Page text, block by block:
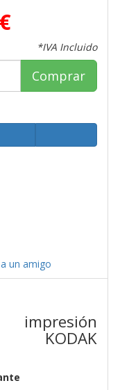
*IVA Incluido
Comprar
un amigo